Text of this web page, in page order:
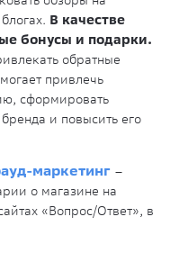
В качестве
бонусы и подарки.
обратные
привлечь
сформировать
и повысить его
маркетинг –
о магазине на
«Вопрос/Ответ», в